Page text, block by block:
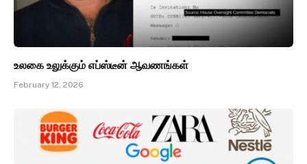
உலகை உலுக்கும் எப்ஸ்டீன் ஆவணங்கள்
February 12, 2026